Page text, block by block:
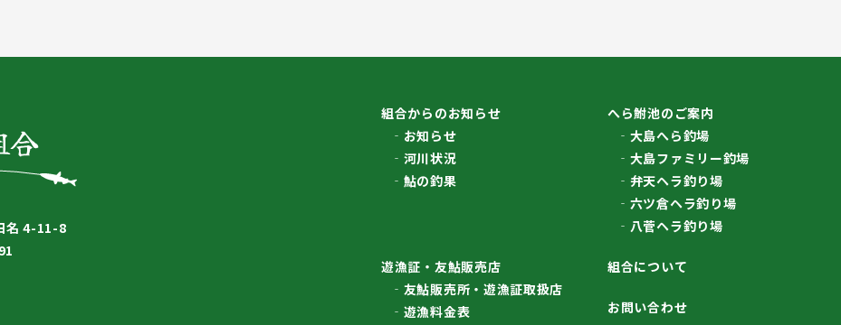
名 4-11-8
組合からのお知らせ
お知らせ
河川状況
鮎の釣果
へら鮒池のご案内
大島へら釣場
大島ファミリー釣場
弁天ヘラ釣り場
六ツ倉ヘラ釣り場
八菅ヘラ釣り場
遊漁証・友鮎販売店
友鮎販売所・遊漁証取扱店
遊漁料金表
組合について
お問い合わせ